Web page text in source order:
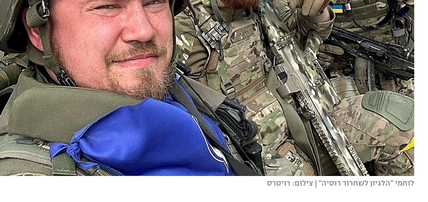
לוחמי ''הלגיון לשחרור רוסיה'' | צילום: רויטרס